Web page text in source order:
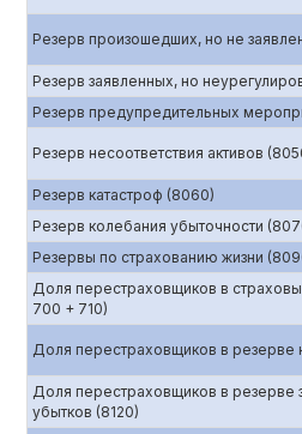
Резерв произошедших, но не
Резерв заявленных, но
Резерв предупредительных
Резерв несоответствия активов
Резерв катастроф (8060)
Резерв колебания убыточности
Резервы по страхованию жизни
Доля перестраховщиков в
700 + 710)
Доля перестраховщиков в резерве
Доля перестраховщиков в резерве
убытков (8120)